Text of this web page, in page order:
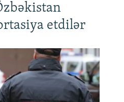
etdilər